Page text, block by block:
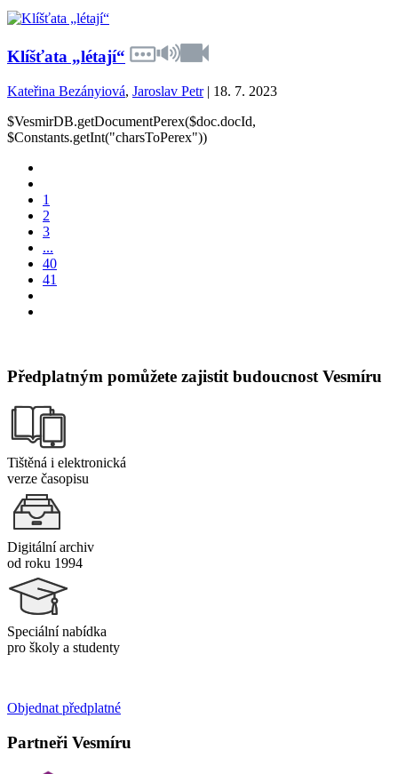
Klíšťata „létají“
Kateřina Bezányiová, Jaroslav Petr| 18. 7. 2023
$VesmirDB.getDocumentPerex($doc.docId,
$Constants.getInt("charsToPerex"))
1
2
3
...
40
41
Předplatným pomůžete zajistit budoucnost Vesmíru
Tištěná i elektronická
verze časopisu
Digitální archiv
od roku 1994
Speciální nabídka
pro školy a studenty
Objednat předplatné
Partneři Vesmíru